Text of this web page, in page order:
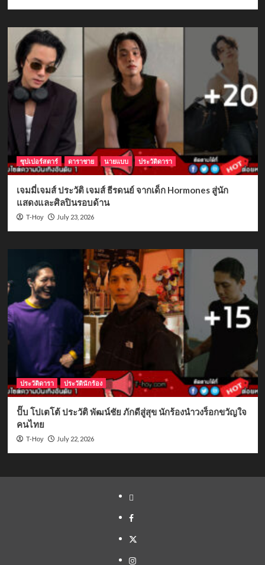
ซุปเปอร์สตาร์ ดาราชาย นายแบบ ประวัติดารา
เจมมี่เจมส์ ประวัติ เจมส์ ธีรดนย์ จากเด็ก Hormones สู่นัก
แสดงและศิลปินรอบด้าน
T-Hoy July 23, 2026
ประวัติดารา ประวัตินักร้อง
ปั๊บ โปเตโต้ ประวัติ พัฒน์ชัย ภักดีสู่สุข นักร้องนำวงร็อกขวัญใจ
คนไทย
T-Hoy July 22, 2026
Yelp
Facebook
Twitter
Instagram